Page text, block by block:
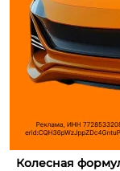
Макс. мощность
8,1 л.с.
Колесная